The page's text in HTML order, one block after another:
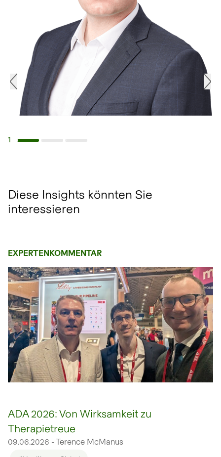
1
Diese Insights könnten Sie
interessieren
EXPERTENKOMMENTAR
open glightbox
ADA 2026: Von Wirksamkeit zu
Therapietreue
09.06.2026 - Terence McManus